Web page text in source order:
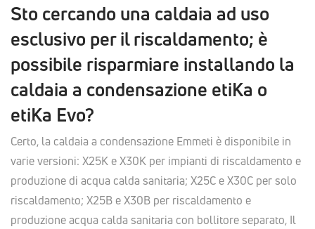
Sto cercando una caldaia ad uso
esclusivo per il riscaldamento; è
possibile risparmiare installando la
caldaia a condensazione etiKa o
etiKa Evo?
Certo, la caldaia a condensazione Emmeti è disponibile in
varie versioni: X25K e X30K per impianti di riscaldamento e
produzione di acqua calda sanitaria; X25C e X30C per solo
riscaldamento; X25B e X30B per riscaldamento e
produzione acqua calda sanitaria con bollitore separato, Il